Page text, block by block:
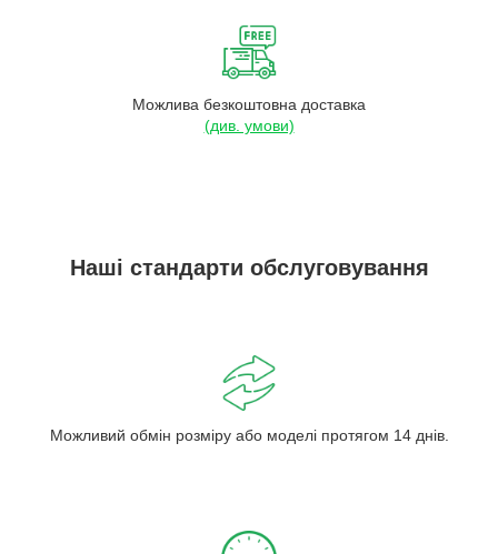
Можлива безкоштовна доставка
(див. умови)
Наші стандарти обслуговування
Можливий обмін розміру або моделі протягом 14 днів.